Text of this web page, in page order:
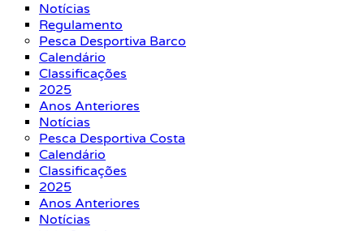
Notícias
Regulamento
Pesca Desportiva Barco
Calendário
Classificações
2025
Anos Anteriores
Notícias
Pesca Desportiva Costa
Calendário
Classificações
2025
Anos Anteriores
Notícias